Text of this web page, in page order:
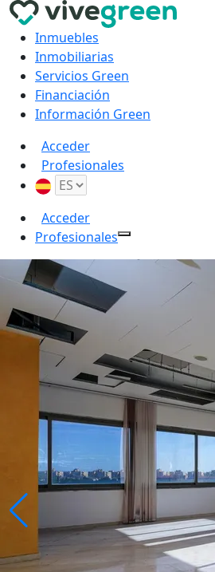
Inmuebles
Inmobiliarias
Servicios Green
Financiación
Información Green
Acceder
Profesionales
Acceder
Profesionales